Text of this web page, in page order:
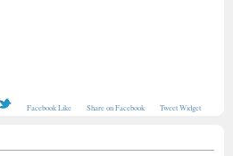
Facebook Like Share on Facebook Tweet Widget